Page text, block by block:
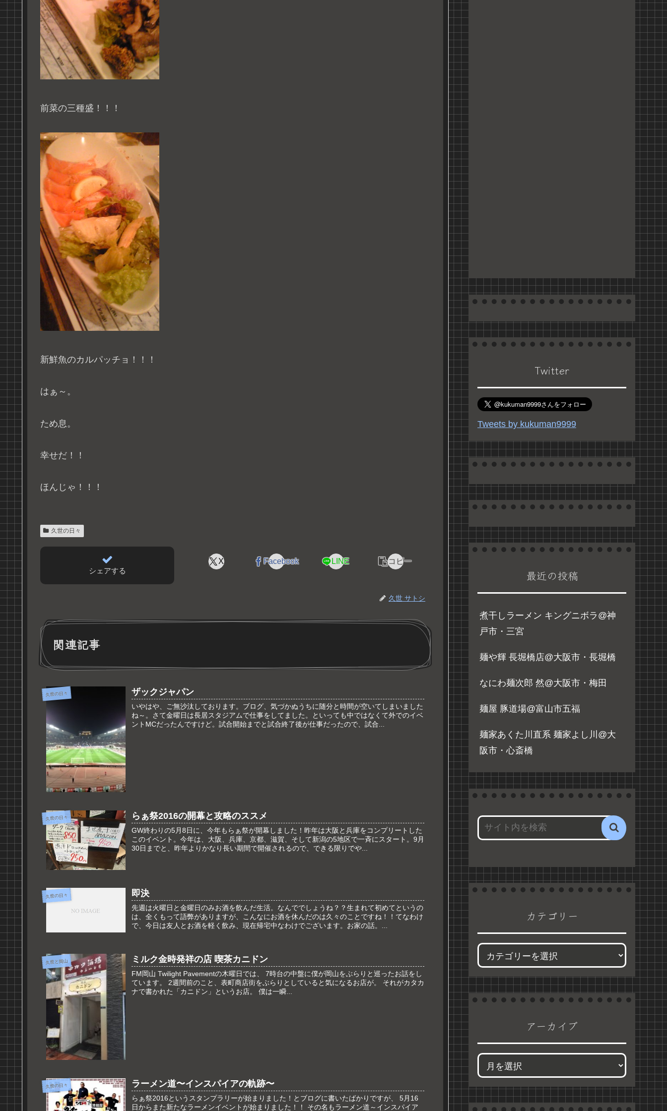
前菜の三種盛！！！
新鮮魚のカルパッチョ！！！
はぁ～。
ため息。
幸せだ！！
ほんじゃ！！！
久世の日々
シェアする
X Facebook LINE コピー
久世 サトシ
関連記事
久世の日々 ザックジャパン
いやはや、ご無沙汰しております。ブログ、気づかぬうちに随分と時間が空いてしまいました
ね～。さて金曜日は長居スタジアムで仕事をしてました。といっても中ではなくて外でのイベ
ントMCだったんですけど。試合開始までと試合終了後が仕事だったので、試合...
久世の日々 らぁ祭2016の開幕と攻略のススメ
GW終わりの5月8日に、今年もらぁ祭が開幕しました！昨年は大阪と兵庫をコンプリートした
このイベント。今年は、大阪、兵庫、京都、滋賀、そして新潟の5地区で一斉にスタート。9月
30日までと、昨年よりかなり長い期間で開催されるので、できる限りでや...
久世の日々 即決
先週は火曜日と金曜日のみお酒を飲んだ生活。なんででしょうね？？生まれて初めてというの
は、全くもって語弊がありますが、こんなにお酒を休んだのは久々のことですね！！てなわけ
で、今日は友人とお酒を軽く飲み、現在帰宅中なわけでございます。お家の話。...
久世と岡山 ミルク金時発祥の店 喫茶カニドン
FM岡山 Twilight Pavementの木曜日では、 7時台の中盤に僕が岡山をぶらりと巡ったお話をし
ています。 2週間前のこと、表町商店街をぶらりとしていると気になるお店が。 それがカタカ
ナで書かれた「カニドン」というお店。 僕は一瞬...
久世の日々 ラーメン道〜インスパイアの軌跡〜
らぁ祭2016というスタンプラリーが始まりました！とブログに書いたばかりですが、 5月16
日からまた新たなラーメンイベントが始まりました！！ その名もラーメン道～インスパイア
Twitter
Tweets by kukuman9999
最近の投稿
煮干しラーメン キングニボラ@神
戸市・三宮
麺や輝 長堀橋店@大阪市・長堀橋
なにわ麺次郎 然@大阪市・梅田
麺屋 豚道場@富山市五福
麺家あくた川直系 麺家よし川@大
阪市・心斎橋
カテゴリー
アーカイブ